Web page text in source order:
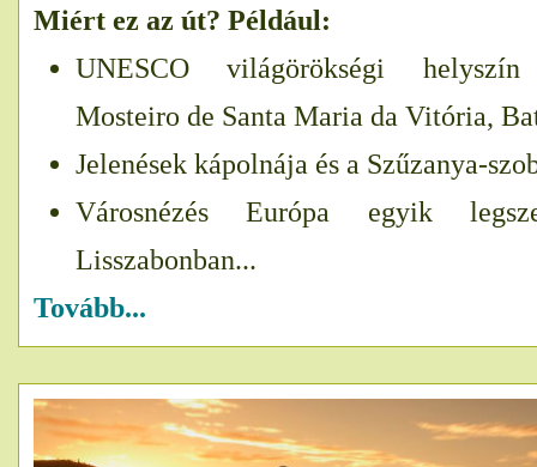
Miért ez az út? Például:
UNESCO világörökségi helyszín
Mosteiro de Santa Maria da Vitória,
Jelenések kápolnája és a Szűzanya-
Városnézés Európa egyik
Lisszabonban...
Tovább...